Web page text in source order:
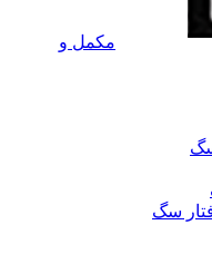
مکمل و
سگ